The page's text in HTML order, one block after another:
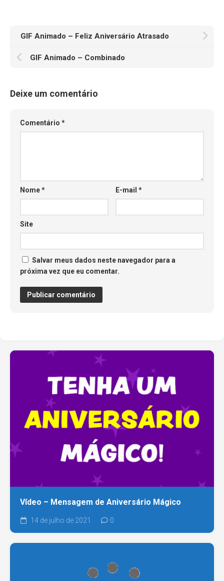
GIF Animado – Feliz Aniversário Atrasado
GIF Animado – Combinado
Deixe um comentário
Comentário *
Nome* E-mail*
Site
Salvar meus dados neste navegador para a
próxima vez que eu comentar.
Vídeo – Mensagem de Aniversário Mágico
14 de julho de 2021 0